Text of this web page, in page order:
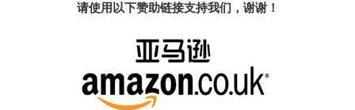
请使用以下赞助链接支持我们，谢谢！